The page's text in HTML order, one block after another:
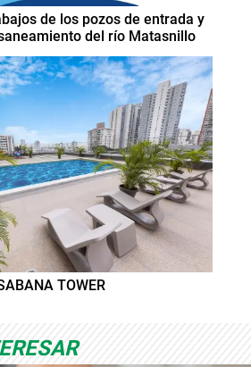
de los pozos de entrada y
del río Matasnillo
TOWER